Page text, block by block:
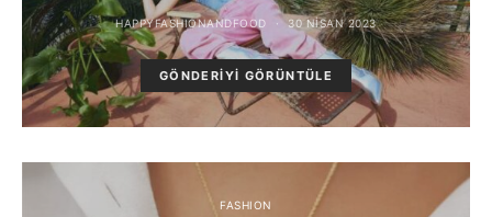
HAPPYFASHIONANDFOOD 30 NISAN 2023
GÖNDERIYI GÖRÜNTÜLE
FASHION